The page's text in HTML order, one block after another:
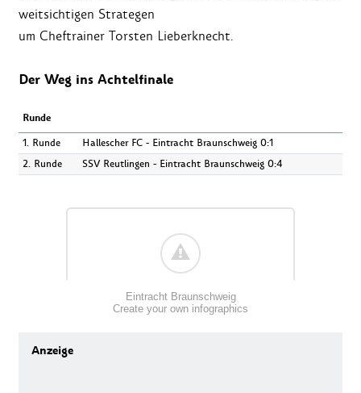
weitsichtigen Strategen
um Cheftrainer Torsten Lieberknecht.
Der Weg ins Achtelfinale
Runde
1. Runde
Hallescher FC - Eintracht Braunschweig 0:1
2. Runde
SSV Reutlingen - Eintracht Braunschweig 0:4
Eintracht Braunschweig
Create your own infographics